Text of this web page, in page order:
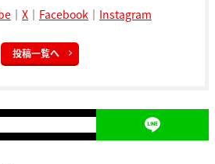
｜ X ｜ Facebook ｜ Instagram
投稿一覧へ